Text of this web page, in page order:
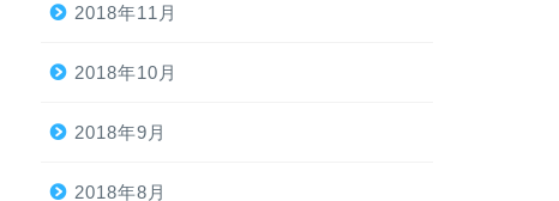
2018年11月
2018年10月
2018年9月
2018年8月